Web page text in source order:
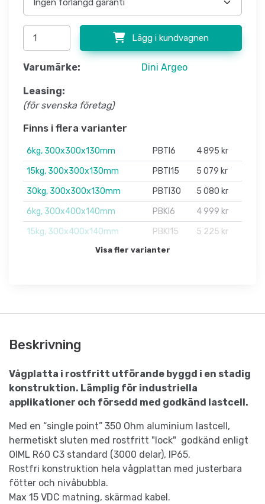
Lägg i kundvagnen
Varumärke: Dini Argeo
Leasing:
(för svenska företag)
Finns i flera varianter
6kg, 300x300x130mm PBTI6
4 895 kr
15kg, 300x300x130mm
PBTI15
5 079 kr
30kg, 300x300x130mm
PBTI30
5 080 kr
6kg, 300x400x140mm
PBKI6
4 999 kr
15kg, 300x400x140mm
PBKI15 5 225 kr
Visa fler varianter
Beskrivning
Vågplatta i rostfritt utförande byggd i en stadig
konstruktion. Lämplig för industriella
applikationer och försedd med godkänd lastcell.
Med en “single point” 350 Ohm aluminium lastcell,
hermetiskt sluten med rostfritt "lock" godkänd enligt
OIML R60 C3 standard (3000 delar), IP65.
Rostfri konstruktion hela vågplattan med justerbara
fötter och nivåbubbla.
Max 15 VDC matning, skärmad kabel.